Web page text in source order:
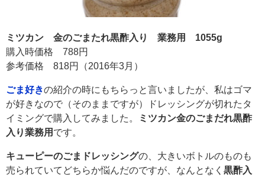
ミツカン 金のごまたれ黒酢入り 業務用 1055g
購入時価格 788円
参考価格 818円（2016年3月）
ごま好きの紹介の時にもちらっと言いましたが、私はゴマ
が好きなので（そのままですが）ドレッシングが切れたタ
イミングで購入してみました。
ミツカン金のごまだれ黒酢
入り業務用 です。
キューピーのごまドレッシングの、大きいボトルのものも
売られていてどちらか悩んだのですが、なんとなく 黒酢入